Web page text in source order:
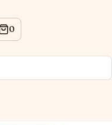
en ontvang